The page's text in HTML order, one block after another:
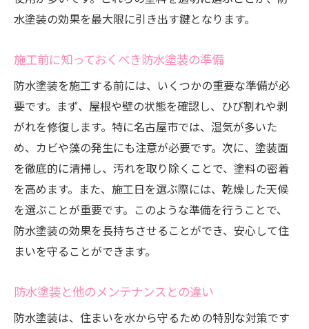
防水塗装による省エネ効果の可能性
未来のメンテナンス負担を軽減する防水塗
装
住まいの未来を支える防水塗装の選択肢
定期メンテナンスで防水塗装の効果を最大限に
引き出す
防水塗装の効果を持続させる定期的な点検
メンテナンスの頻度とその重要性
劣化サインを見逃さないためのチェックポ
イント
防水塗装メンテナンスの具体的な方法
プロによるメンテナンスとセルフチェック
水塗装の効果を最大限に引き出す鍵となります。
施工前に知っておくべき防水塗装の準備
防水塗装を施工する前には、いくつかの重要な準備が必
要です。まず、屋根や壁の状態を確認し、ひび割れや剥
がれを修復します。特に名古屋市では、湿気が多いた
め、カビや藻の発生にも注意が必要です。次に、塗装面
を徹底的に清掃し、汚れを取り除くことで、塗料の密着
を高めます。また、施工日を選ぶ際には、乾燥した天候
を選ぶことが重要です。このような準備を行うことで、
防水塗装の効果を長持ちさせることができ、安心して住
まいを守ることができます。
防水塗装と他のメンテナンスとの違い
防水塗装は、住まいを水から守るための特別な対策です